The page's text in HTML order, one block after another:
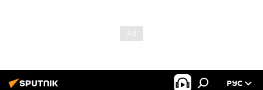
РУС